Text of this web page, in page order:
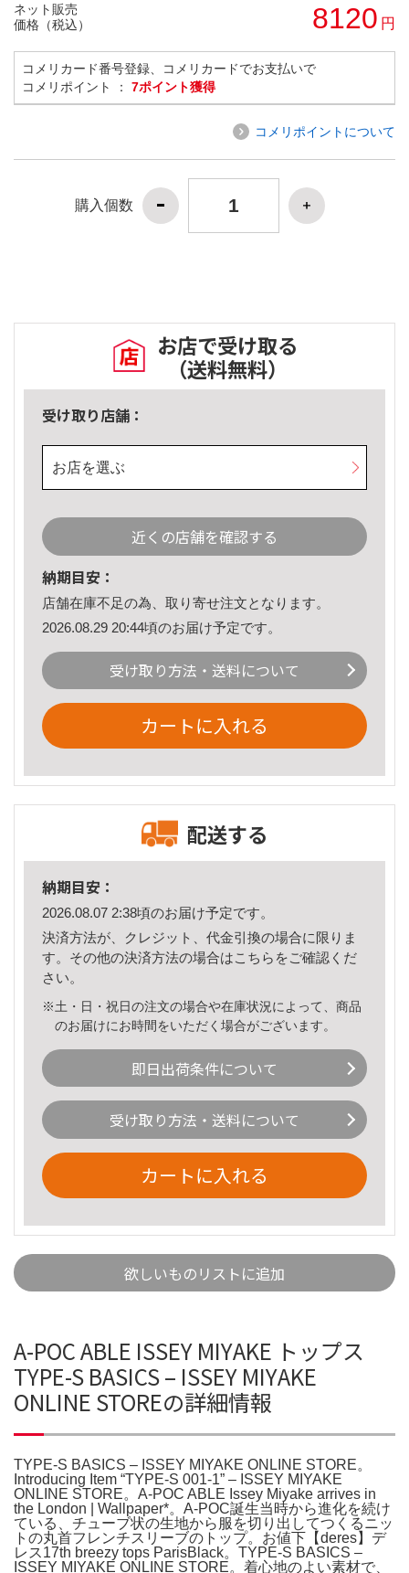
ネット販売
価格（税込）
8120 円
コメリカード番号登録、コメリカードでお支払いで
コメリポイント ： 7ポイント獲得
コメリポイントについて
購入個数
お店で受け取る
（送料無料）
受け取り店舗：
お店を選ぶ
近くの店舗を確認する
納期目安：
店舗在庫不足の為、取り寄せ注文となります。
2026.08.29 20:44頃のお届け予定です。
受け取り方法・送料について
カートに入れる
配送する
納期目安：
2026.08.07 2:38頃のお届け予定です。
決済方法が、クレジット、代金引換の場合に限りま
す。その他の決済方法の場合はこちら をご確認くだ
さい。
※土・日・祝日の注文の場合や在庫状況によって、商品
のお届けにお時間をいただく場合がございます。
即日出荷条件について
受け取り方法・送料について
カートに入れる
欲しいものリストに追加
A-POC ABLE ISSEY MIYAKE トップス
TYPE-S BASICS – ISSEY MIYAKE
ONLINE STOREの詳細情報
TYPE-S BASICS – ISSEY MIYAKE ONLINE STORE。
Introducing Item “TYPE-S 001-1” – ISSEY MIYAKE
ONLINE STORE。A-POC ABLE Issey Miyake arrives in
the London | Wallpaper*。A-POC誕生当時から進化を続け
ている、チューブ状の生地から服を切り出してつくるニッ
トの丸首フレンチスリーブのトップ。お値下【deres】デ
レス17th breezy tops ParisBlack。TYPE-S BASICS –
ISSEY MIYAKE ONLINE STORE。着心地のよい素材で、